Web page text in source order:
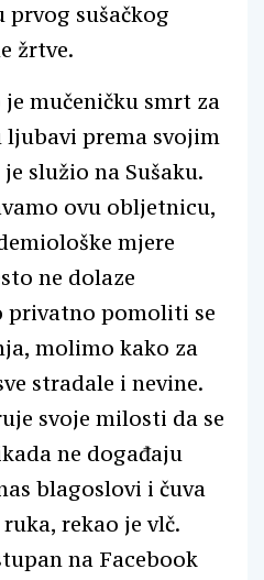
prvog sušačkog
žrtve.
mučeničku smrt za
prema svojim
služio na Sušaku.
ovu obljetnicu,
mjere
ne dolaze
privatno pomoliti se
molimo kako za
stradale i nevine.
svoje milosti da se
ne događaju
blagoslovi i čuva
rekao je vlč.
na Facebook